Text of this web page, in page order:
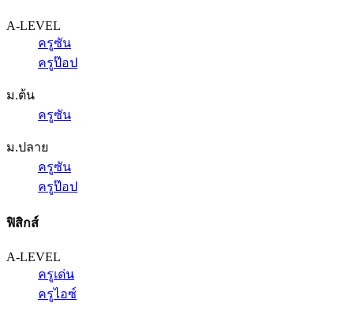
A-LEVEL
ครูซัน
ครูป๊อป
ม.ต้น
ครูซัน
ม.ปลาย
ครูซัน
ครูป๊อป
ฟิสิกส์
A-LEVEL
ครูเด่น
ครูไอซ์